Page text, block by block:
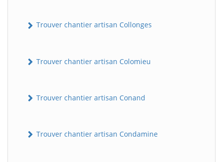
Trouver chantier artisan Collonges
Trouver chantier artisan Colomieu
Trouver chantier artisan Conand
Trouver chantier artisan Condamine